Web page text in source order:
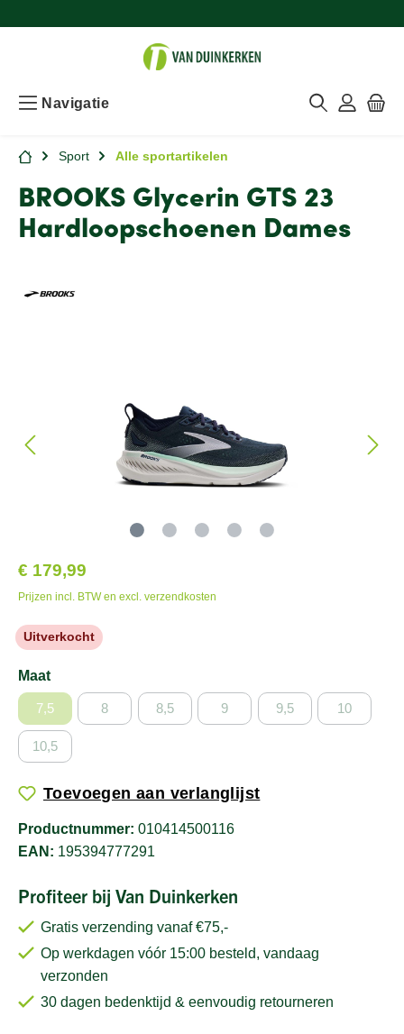
Navigatie
Sport Alle sportartikelen
BROOKS Glycerin GTS 23
Hardloopschoenen Dames
€ 179,99
Prijzen incl. BTW en excl. verzendkosten
Uitverkocht
Maat
7,5 8 8,5 9 9,5 10
10,5
Toevoegen aan verlanglijst
Productnummer: 010414500116
EAN: 195394777291
Profiteer bij Van Duinkerken
Gratis verzending vanaf €75,-
Op werkdagen vóór 15:00 besteld, vandaag
verzonden
30 dagen bedenktijd & eenvoudig retourneren